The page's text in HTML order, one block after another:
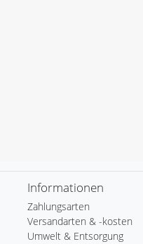
Informationen
Zahlungsarten
Versandarten & -kosten
Umwelt & Entsorgung